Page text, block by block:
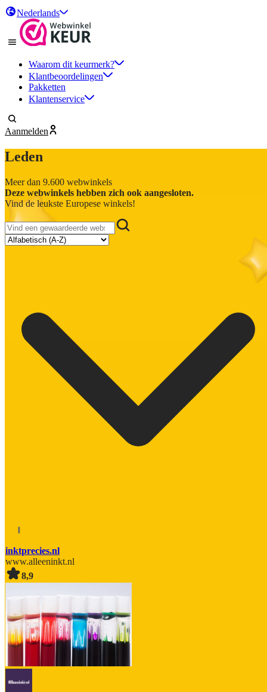
Nederlands
Waarom dit keurmerk?
Klantbeoordelingen
Pakketten
Klantenservice
Aanmelden
Leden
Meer dan 9.600 webwinkels
Deze webwinkels hebben zich ook aangesloten.
Vind de leukste Europese winkels!
inktprecies.nl
www.alleeninkt.nl
8,9